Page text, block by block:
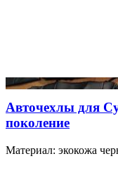
Авточехлы для
поколение
Материал: экокожа